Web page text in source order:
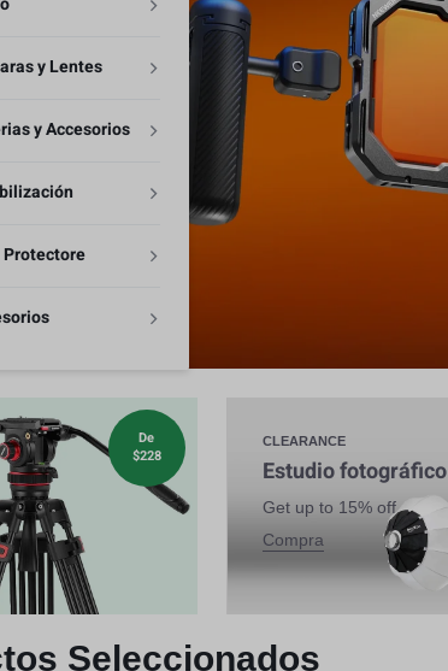
y Lentes
y Accesorios
Protectore
Protectore
De
$228
CLEARANCE
Estudio fotográfico
Get up to 15% off
Compra
Seleccionados